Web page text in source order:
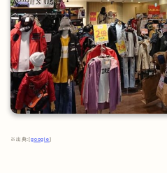
※出典:[google]